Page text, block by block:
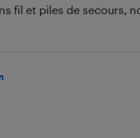
fil et piles de secours,